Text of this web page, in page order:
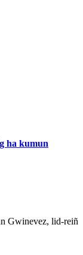
ha kumun
Gwinevez, lid-reiñ